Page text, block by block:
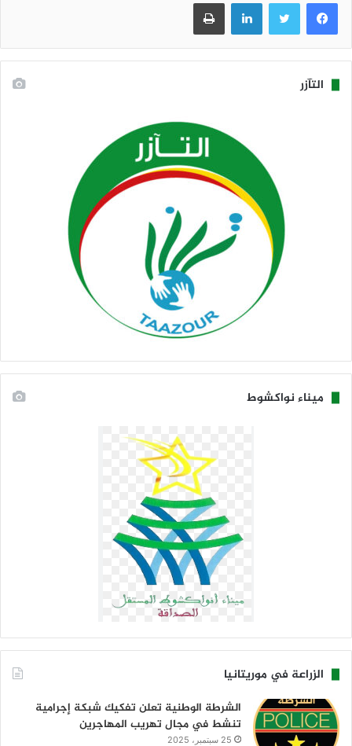
التآزر
ميناء نواكشوط
الزراعة في موريتانيا
الشرطة الوطنية تعلن تفكيك شبكة إجرامية
تنشط في مجال تهريب المهاجرين
25 سبتمبر، 2025